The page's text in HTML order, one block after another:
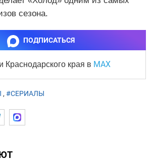
сезона.
ПОДПИСАТЬСЯ
Краснодарского края в MAX
, #СЕРИАЛЫ